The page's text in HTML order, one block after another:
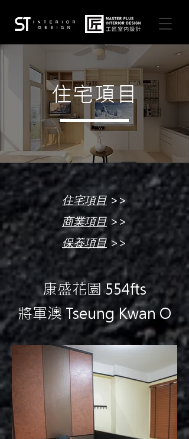
住宅項目
住宅項目 >>
商業項目 >>
保養項目 >>
康盛花園 554fts
將軍澳 Tseung Kwan O